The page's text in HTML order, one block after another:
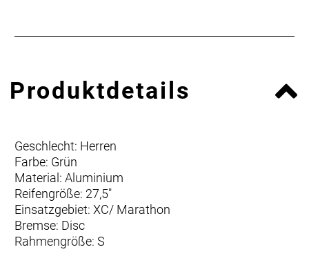
Produktdetails
Geschlecht: Herren
Farbe: Grün
Material: Aluminium
Reifengröße: 27,5"
Einsatzgebiet: XC/ Marathon
Bremse: Disc
Rahmengröße: S